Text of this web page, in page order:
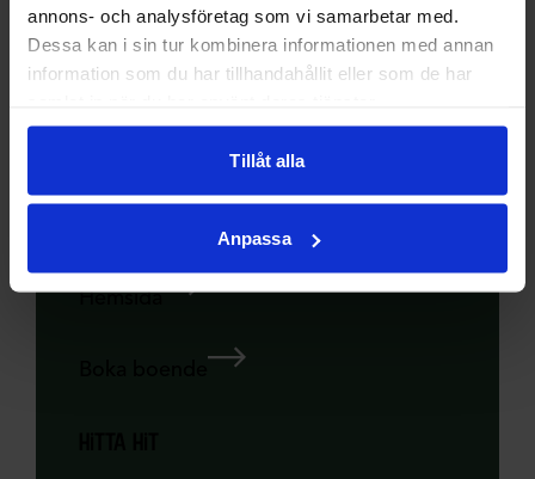
annons- och analysföretag som vi samarbetar med.
Dessa kan i sin tur kombinera informationen med annan
information som du har tillhandahållit eller som de har
Tillåt alla
Anpassa
kontakt
Hemsida